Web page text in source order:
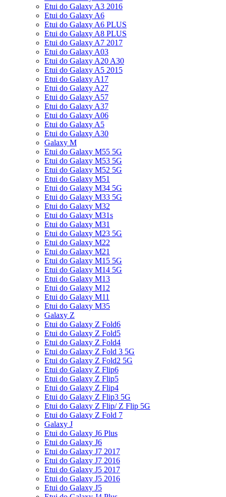
Etui do Galaxy A3 2016
Etui do Galaxy A6
Etui do Galaxy A6 PLUS
Etui do Galaxy A8 PLUS
Etui do Galaxy A7 2017
Etui do Galaxy A03
Etui do Galaxy A20 A30
Etui do Galaxy A5 2015
Etui do Galaxy A17
Etui do Galaxy A27
Etui do Galaxy A57
Etui do Galaxy A37
Etui do Galaxy A06
Etui do Galaxy A5
Etui do Galaxy A30
Galaxy M
Etui do Galaxy M55 5G
Etui do Galaxy M53 5G
Etui do Galaxy M52 5G
Etui do Galaxy M51
Etui do Galaxy M34 5G
Etui do Galaxy M33 5G
Etui do Galaxy M32
Etui do Galaxy M31s
Etui do Galaxy M31
Etui do Galaxy M23 5G
Etui do Galaxy M22
Etui do Galaxy M21
Etui do Galaxy M15 5G
Etui do Galaxy M14 5G
Etui do Galaxy M13
Etui do Galaxy M12
Etui do Galaxy M11
Etui do Galaxy M35
Galaxy Z
Etui do Galaxy Z Fold6
Etui do Galaxy Z Fold5
Etui do Galaxy Z Fold4
Etui do Galaxy Z Fold 3 5G
Etui do Galaxy Z Fold2 5G
Etui do Galaxy Z Flip6
Etui do Galaxy Z Flip5
Etui do Galaxy Z Flip4
Etui do Galaxy Z Flip3 5G
Etui do Galaxy Z Flip/ Z Flip 5G
Etui do Galaxy Z Fold 7
Galaxy J
Etui do Galaxy J6 Plus
Etui do Galaxy J6
Etui do Galaxy J7 2017
Etui do Galaxy J7 2016
Etui do Galaxy J5 2017
Etui do Galaxy J5 2016
Etui do Galaxy J5